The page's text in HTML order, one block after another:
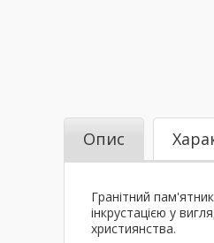
Опис
Гранітний
інкрустацією у
християнства.